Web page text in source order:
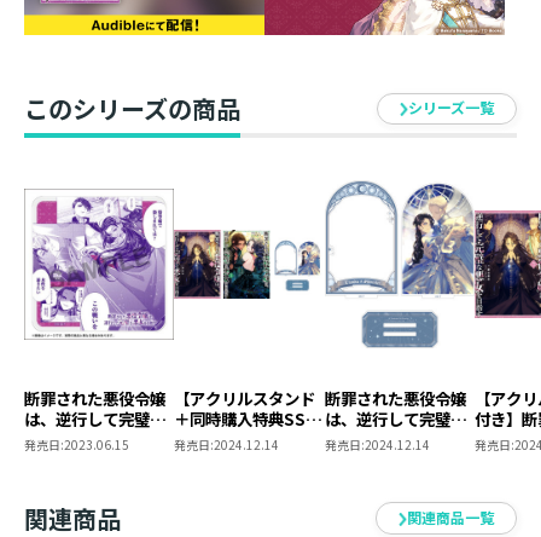
このシリーズの商品 シリーズ一覧
断罪された悪役令嬢
は、逆行して完璧な
悪女を目指す＠
発売日:2023.06.15
【アクリルスタンド
＋同時購入特典SS付
き】断罪された悪役
発売日:2024.12.14
断罪された悪役令嬢
は、逆行して完璧な
悪女を目指す アク
発売日:2024.12.14
【アク
付き】
役令嬢
発売日:
関連商品 関連商品一覧